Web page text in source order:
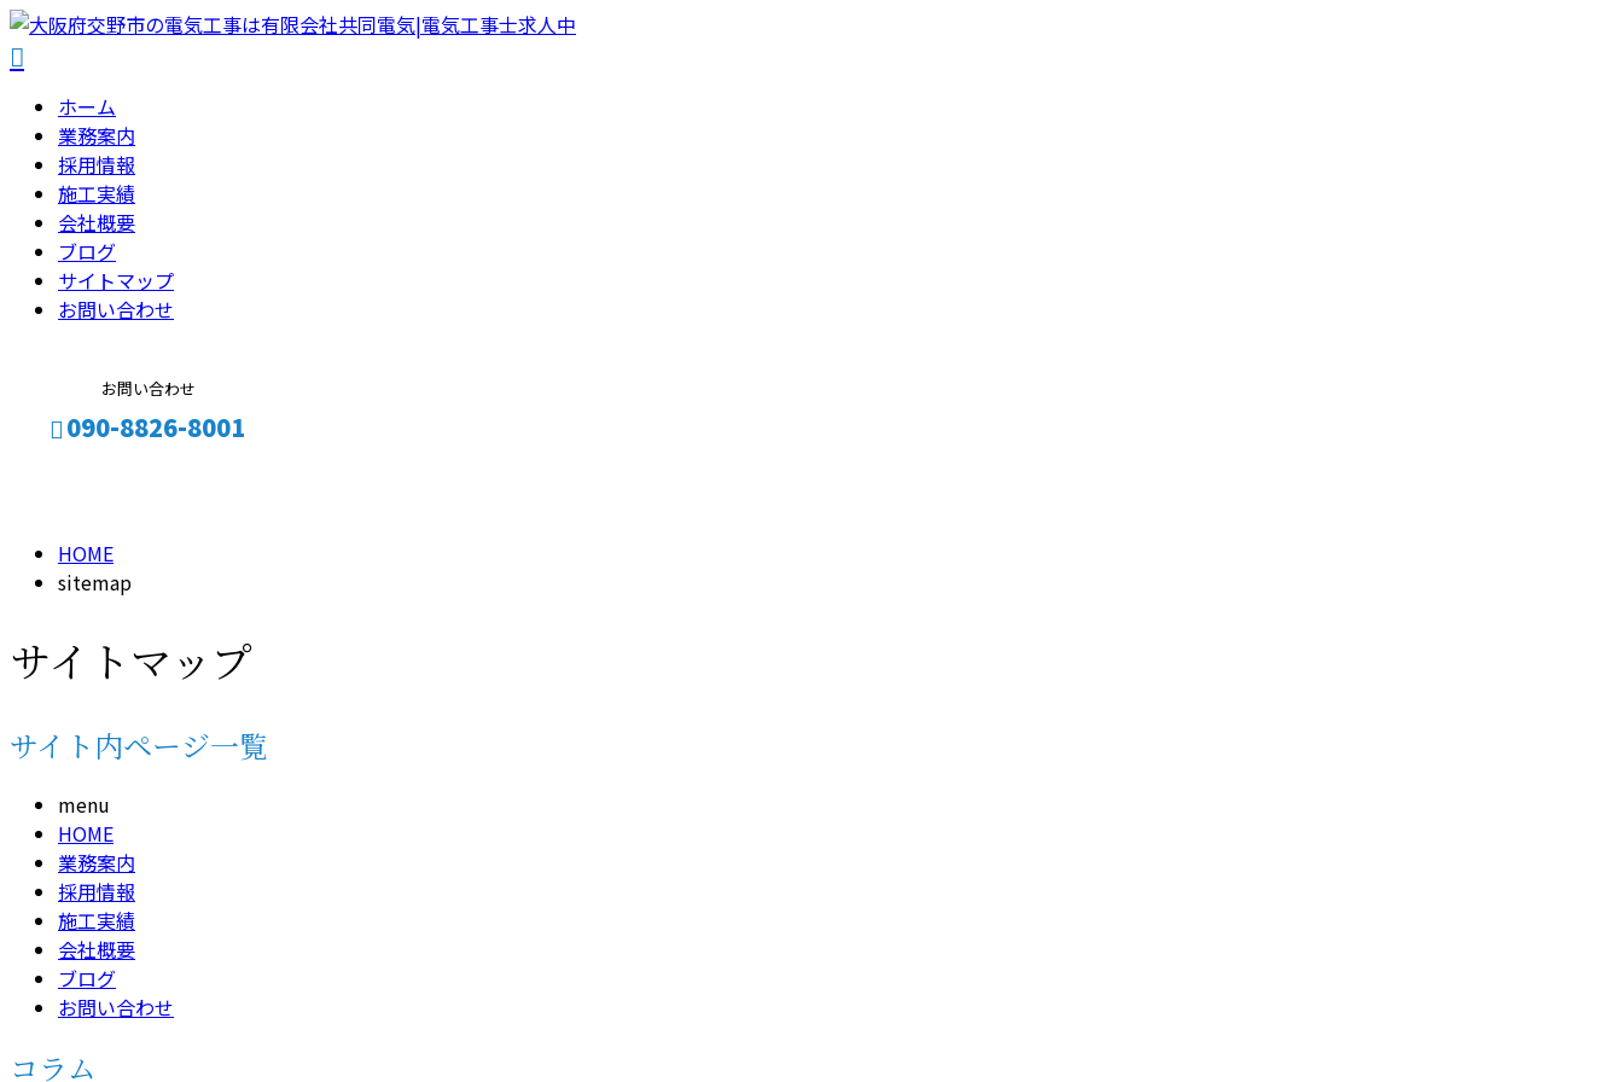
ホーム
業務案内
採用情報
施工実績
会社概要
ブログ
サイトマップ
お問い合わせ
お問い合わせ
090-8826-8001
HOME
sitemap
サイトマップ
サイト内ページ一覧
menu
HOME
業務案内
採用情報
施工実績
会社概要
ブログ
お問い合わせ
コラム